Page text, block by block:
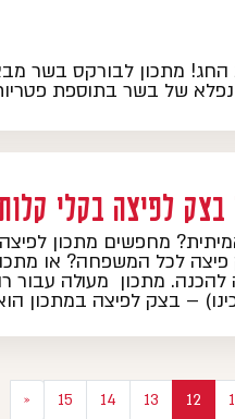
מתכון לבורקס בשר
נפלא של בשר בתוספת
בצק לפיצה בקלי
מחפשים מתכון
לכל המשפחה? או
להכנה. מתכון מעולה עבור
– בצק לפיצה במתכון
12
13
14
15
«